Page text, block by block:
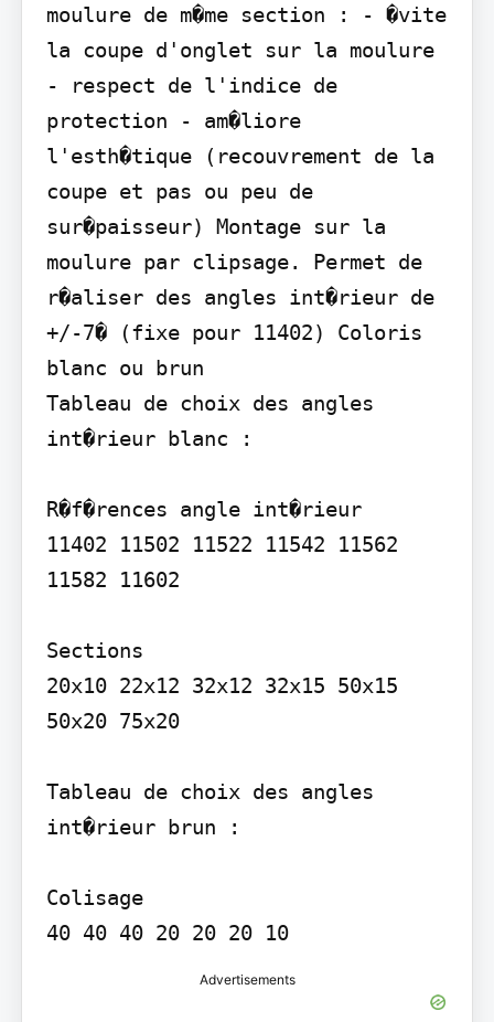
moulure de m�me section : - �vite
la coupe d'onglet sur la moulure
- respect de l'indice de
protection - am�liore
l'esth�tique (recouvrement de la
coupe et pas ou peu de
sur�paisseur) Montage sur la
moulure par clipsage. Permet de
r�aliser des angles int�rieur de
+/-7� (fixe pour 11402) Coloris
blanc ou brun
Tableau de choix des angles
int�rieur blanc :
R�f�rences angle int�rieur
11402 11502 11522 11542 11562
11582 11602
Sections
20x10 22x12 32x12 32x15 50x15
50x20 75x20
Tableau de choix des angles
int�rieur brun :
Colisage
40 40 40 20 20 20 10
Advertisements